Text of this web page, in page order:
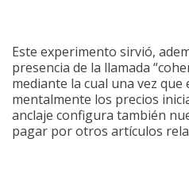
Este experimento sirvió,
presencia de la llamada
mediante la cual una vez que
mentalmente los precios
anclaje configura también
pagar por otros artículos